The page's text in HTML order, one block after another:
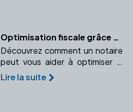
Optimisation fiscale grâce au notaire : conseils et stratégies pour votre entreprise
Découvrez comment un notaire
peut vous aider à optimiser la
fiscalité de votre entreprise dès
sa création. Anticipez vos
Lire la suite